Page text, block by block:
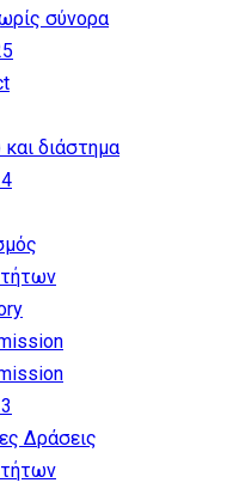
σύνορα
διάστημα
Δράσεις